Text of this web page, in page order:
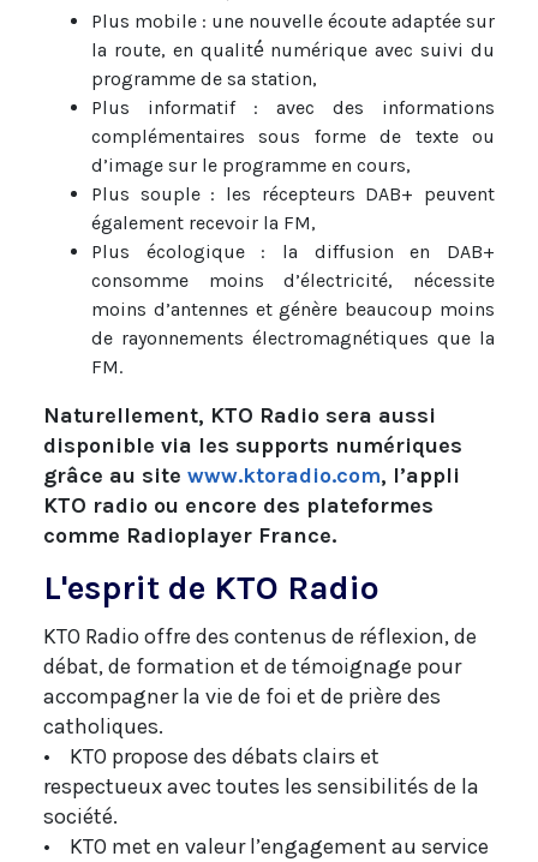
Plus mobile : une nouvelle écoute adaptée sur
la route, en qualité́ numérique avec suivi du
programme de sa station,
Plus informatif : avec des informations
complémentaires sous forme de texte ou
d’image sur le programme en cours,
Plus souple : les récepteurs DAB+ peuvent
également recevoir la FM,
Plus écologique : la diffusion en DAB+
consomme moins d’électricité, nécessite
moins d’antennes et génère beaucoup moins
de rayonnements électromagnétiques que la
FM.
Naturellement, KTO Radio sera aussi
disponible via les supports numériques
grâce au site www.ktoradio.com, l’appli
KTO radio ou encore des plateformes
comme Radioplayer France.
L'esprit de KTO Radio
KTO Radio offre des contenus de réflexion, de
débat, de formation et de témoignage pour
accompagner la vie de foi et de prière des
catholiques.
• KTO propose des débats clairs et
respectueux avec toutes les sensibilités de la
société.
• KTO met en valeur l’engagement au service